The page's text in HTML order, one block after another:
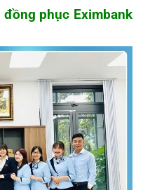
phục Eximbank